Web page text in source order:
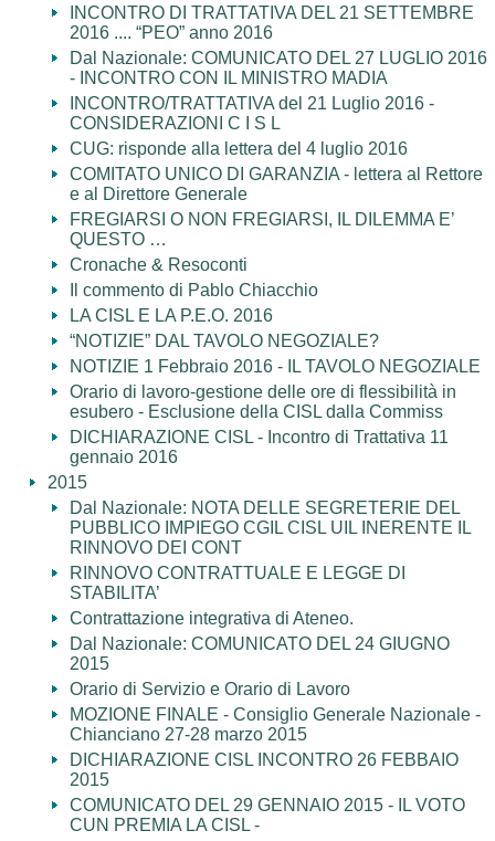
INCONTRO DI TRATTATIVA DEL 21 SETTEMBRE
2016 .... “PEO” anno 2016
Dal Nazionale: COMUNICATO DEL 27 LUGLIO 2016
- INCONTRO CON IL MINISTRO MADIA
INCONTRO/TRATTATIVA del 21 Luglio 2016 -
CONSIDERAZIONI C I S L
CUG: risponde alla lettera del 4 luglio 2016
COMITATO UNICO DI GARANZIA - lettera al Rettore
e al Direttore Generale
FREGIARSI O NON FREGIARSI, IL DILEMMA E’
QUESTO …
Cronache & Resoconti
Il commento di Pablo Chiacchio
LA CISL E LA P.E.O. 2016
“NOTIZIE” DAL TAVOLO NEGOZIALE?
NOTIZIE 1 Febbraio 2016 - IL TAVOLO NEGOZIALE
Orario di lavoro-gestione delle ore di flessibilità in
esubero - Esclusione della CISL dalla Commiss
DICHIARAZIONE CISL - Incontro di Trattativa 11
gennaio 2016
2015
Dal Nazionale: NOTA DELLE SEGRETERIE DEL
PUBBLICO IMPIEGO CGIL CISL UIL INERENTE IL
RINNOVO DEI CONT
RINNOVO CONTRATTUALE E LEGGE DI
STABILITA’
Contrattazione integrativa di Ateneo.
Dal Nazionale: COMUNICATO DEL 24 GIUGNO
2015
Orario di Servizio e Orario di Lavoro
MOZIONE FINALE - Consiglio Generale Nazionale -
Chianciano 27-28 marzo 2015
DICHIARAZIONE CISL INCONTRO 26 FEBBAIO
2015
COMUNICATO DEL 29 GENNAIO 2015 - IL VOTO
CUN PREMIA LA CISL -